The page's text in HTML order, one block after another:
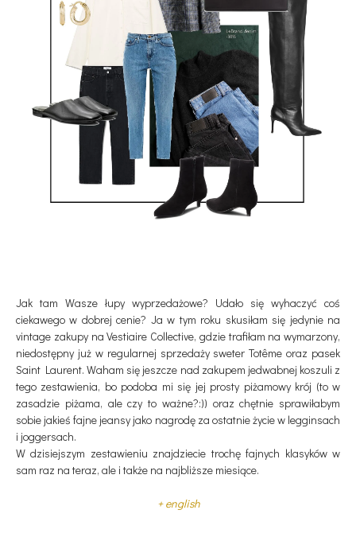
Jak tam Wasze łupy wyprzedażowe? Udało się wyhaczyć coś
ciekawego w dobrej cenie? Ja w tym roku skusiłam się jedynie na
vintage zakupy na Vestiaire Collective, gdzie trafiłam na wymarzony,
niedostępny już w regularnej sprzedaży sweter Totême oraz pasek
Saint Laurent. Waham się jeszcze nad zakupem jedwabnej koszuli z
tego zestawienia, bo podoba mi się jej prosty piżamowy krój (to w
zasadzie piżama, ale czy to ważne?:)) oraz chętnie sprawiłabym
sobie jakieś fajne jeansy jako nagrodę za ostatnie życie w legginsach
i joggersach.
W dzisiejszym zestawieniu znajdziecie trochę fajnych klasyków w
sam raz na teraz, ale i także na najbliższe miesiące.
+ english